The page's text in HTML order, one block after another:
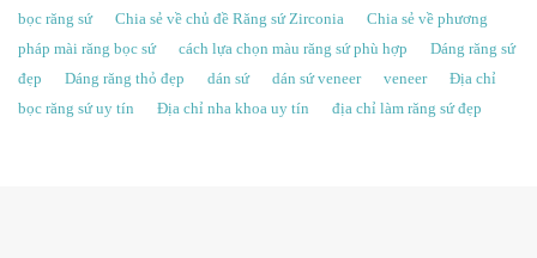
bọc răng sứ
Chia sẻ về chủ đề Răng sứ Zirconia
Chia sẻ về phương
pháp mài răng bọc sứ
cách lựa chọn màu răng sứ phù hợp
Dáng răng sứ
đẹp
Dáng răng thỏ đẹp dán sứ dán sứ veneer veneer
Địa chỉ
bọc răng sứ uy tín
Địa chỉ nha khoa uy tín địa chỉ làm răng sứ đẹp